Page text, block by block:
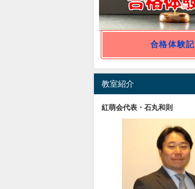
合格体験記
教室紹介
紅萌会代表・石丸和則